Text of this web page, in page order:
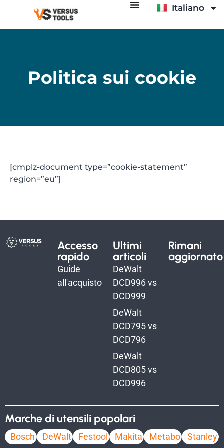
Italiano
Español
Politica sui cookie
[cmplz-document type=”cookie-statement”
region=”eu”]
Accesso
rapido
Guide
all'acquisto
Ultimi
articoli
DeWalt
DCD996 vs
DCD999
DeWalt
DCD795 vs
DCD796
DeWalt
DCD805 vs
DCD996
Rimani
aggiornato
Marche di utensili popolari
Bosch DeWalt Festool Makita Metabo Stanley